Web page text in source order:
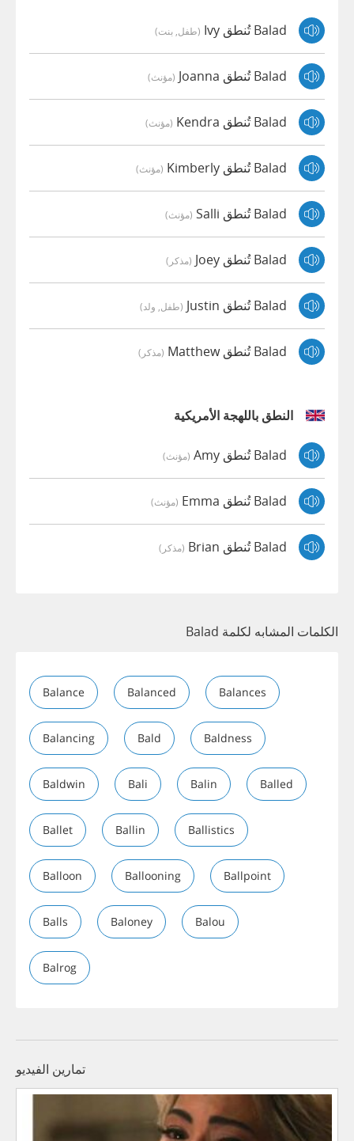
Balad تُنطق Ivy (طفل, بنت)
Balad تُنطق Joanna (مؤنث)
Balad تُنطق Kendra (مؤنث)
Balad تُنطق Kimberly (مؤنث)
Balad تُنطق Salli (مؤنث)
Balad تُنطق Joey (مذكر)
Balad تُنطق Justin (طفل, ولد)
Balad تُنطق Matthew (مذكر)
النطق باللهجة الأمريكية
Balad تُنطق Amy (مؤنث)
Balad تُنطق Emma (مؤنث)
Balad تُنطق Brian (مذكر)
الكلمات المشابه لكلمة Balad
Balance Balanced Balances
Balancing Bald Baldness
Baldwin Bali Balin Balled
Ballet Ballin Ballistics
Balloon Ballooning Ballpoint
Balls Baloney Balou
Balrog
تمارين الفيديو